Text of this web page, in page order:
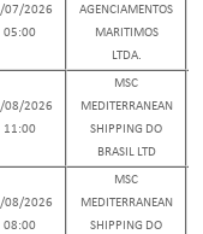
07/2026
05:00
AGENCIAMENTOS
MARITIMOS
LTDA.
08/2026
11:00
MSC
MEDITERRANEAN
SHIPPING DO
BRASIL LTD
08/2026
08:00
MSC
MEDITERRANEAN
SHIPPING DO